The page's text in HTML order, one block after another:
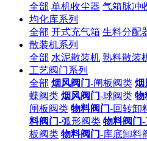
全部 单机收尘器 气箱脉冲
均化库系列
全部 开式充气箱 生料分配
散装机系列
全部 水泥散装机 熟料散装
工艺阀门系列
全部 烟风阀门-闸板阀类 烟
蝶阀类 烟风阀门-球阀类 物
闸板阀类 物料阀门-回转卸
料阀门-弧形阀类 物料阀门-
板阀类 物料阀门-库底卸料